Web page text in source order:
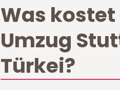
Was kostet
Umzug
Türkei?